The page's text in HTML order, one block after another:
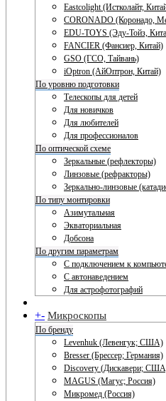
Eastcolight (Истколайт,
CORONADO (Коронадо,
EDU-TOYS (Эду-Тойз,
FANCIER (Фансиер, Китай)
GSO (ГСО, Тайвань)
iOptron (АйОптрон, Китай)
По уровню подготовки
Телескопы для детей
Для новичков
Для любителей
Для профессионалов
По оптической схеме
Зеркальные (рефлекторы)
Линзовые (рефракторы)
Зеркально-линзовые
По типу монтировки
Азимутальная
Экваториальная
Добсона
По другим параметрам
С подключением к
С автонаведением
Для астрофотографий
+- Микроскопы
По бренду
Levenhuk (Левенгук; США)
Bresser (Брессер; Германия)
Discovery (Дискавери;
MAGUS (Магус; Россия)
Микромед (Россия)